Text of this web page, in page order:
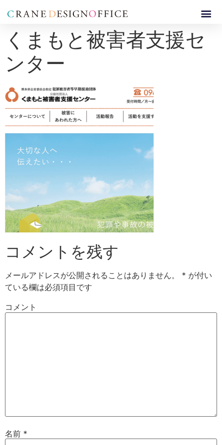
くまもと被害者支援セ
ンター
コメントを残す
メールアドレスが公開されることはありません。 * が付い
ている欄は必須項目です
コメント
名前 *